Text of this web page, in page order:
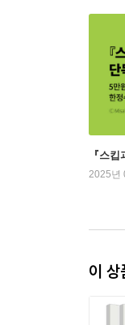
『스
2025년
이 상